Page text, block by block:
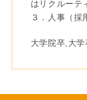
はリクルーテ
３．人事（採
大学院卒,大学